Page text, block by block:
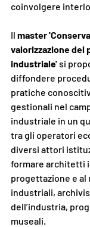
coinvolgere
Il master
valorizzazione del
industriale' si
diffondere
pratiche
gestionali nel
industriale in un
tra gli operatori
diversi attori
formare architetti
progettazione e
industriali,
dell’industria,
museali.